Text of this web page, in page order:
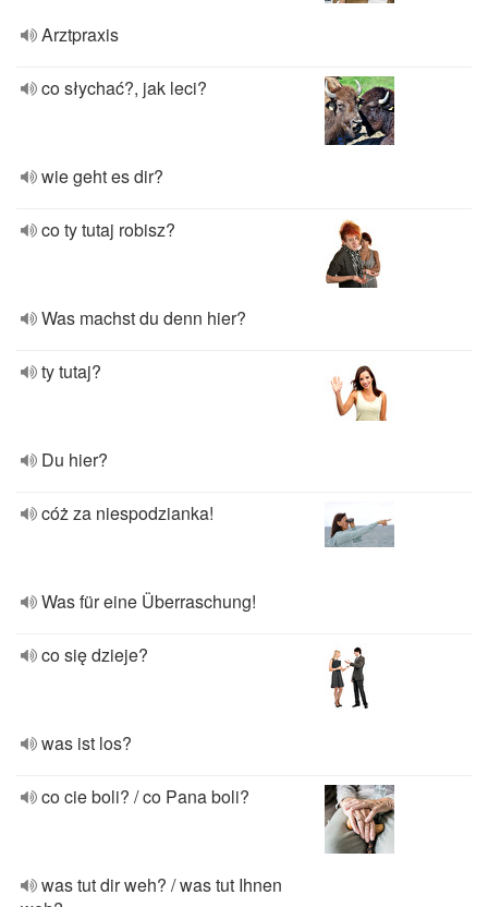
Arztpraxis
co słychać?, jak leci?
wie geht es dir?
co ty tutaj robisz?
Was machst du denn hier?
ty tutaj?
Du hier?
cóż za niespodzianka!
Was für eine Überraschung!
co się dzieje?
was ist los?
co cie boli? / co Pana boli?
was tut dir weh? / was tut Ihnen